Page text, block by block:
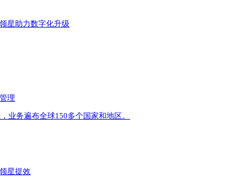
品表现，还是上架Listing、调广告、处理买家邮件
进行了打通，满足了齐心集团的供应链精细化管